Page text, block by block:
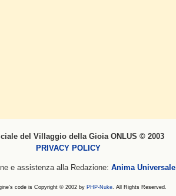
del Villaggio della Gioia ONLUS © 2003
PRIVACY POLICY
e assistenza alla Redazione: Anima Universale
code is Copyright © 2002 by PHP-Nuke. All Rights Reserved.